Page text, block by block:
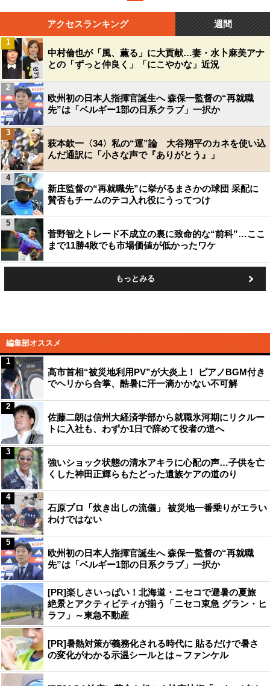
アクセスランキング 週間
中村倫也が「風、薫る」に大貢献…妻・水卜麻美アナ
との「ずっと仲良く」「にこやかな」近況
1
欧州初の日本人指揮官誕生へ 森保一監督の“再就職
先”は「ベルギー1部の日系クラブ」一択か
2
萩本欽一〈34〉私の“運”論 大谷翔平のカネを使い込
んだ通訳に「小さな声で『ありがとう』」
3
新庄監督の“再就職先”に挙がるまさかの球団 采配に
賛否もチームのテコ入れ役にうってつけ
4
菅野智之トレード不成立の裏に致命的な“前科”…ここ
まで11勝4敗でも市場価値が低かったワケ
5
もっとみる
編集部オススメ
高市首相“被災地利用PV”が大炎上！ ピアノBGM付き
でヘリから合掌、酷暑に汗一滴かかない不可解
1
佐藤二朗は信州大経済学部から就職氷河期にリクルー
トに入社も、わずか1日で辞めて役者の道へ
2
強いショック状態の清水アキラに心配の声…子供を亡
くした神田正輝らもたどった遺族ケアの道のり
3
石原プロ「炊き出しの流儀」 被災地一番乗りがエラい
わけではない
4
欧州初の日本人指揮官誕生へ 森保一監督の“再就職
先”は「ベルギー1部の日系クラブ」一択か
5
[PR]楽しさいっぱい！北海道・ニセコで避暑の夏旅
絶景とアクティビティが揃う「ニセコ東急 グラン・ヒ
ラフ」～東急不動産
[PR]暑熱対策が義務化される時代に 貼るだけで暑さ
の変化がわかる示温シールとは～ファンケル